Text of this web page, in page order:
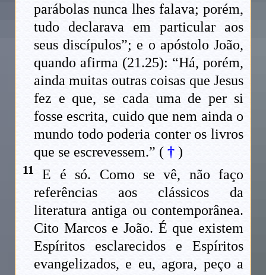
parábolas nunca lhes falava; porém,
tudo declarava em particular aos
seus discípulos”; e o apóstolo João,
quando afirma (21.25): “Há, porém,
ainda muitas outras coisas que Jesus
fez e que, se cada uma de per si
fosse escrita, cuido que nem ainda o
mundo todo poderia conter os livros
que se escrevessem.” ( †)
11
E é só. Como se vê, não faço
referências aos clássicos da
literatura antiga ou contemporânea.
Cito Marcos e João. É que existem
Espíritos esclarecidos e Espíritos
evangelizados, e eu, agora, peço a